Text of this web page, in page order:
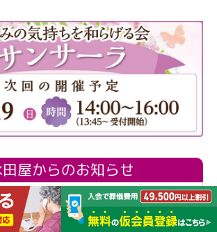
屋からのお知らせ
形供養祭開催掲示板【相模原・町